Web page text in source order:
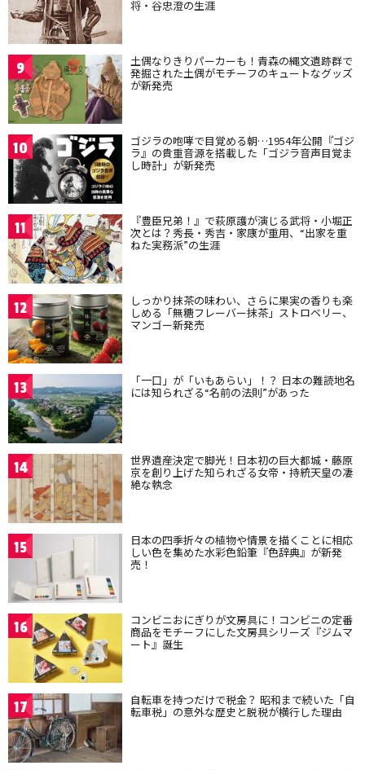
将・谷忠澄の生涯
9 土偶なりきりパーカーも！青森の縄文遺跡群で
発掘された土偶がモチーフのキュートなグッズ
が新発売
10 ゴジラの咆哮で目覚める朝…1954年公開『ゴジ
ラ』の貴重音源を搭載した「ゴジラ音声目覚ま
し時計」が新発売
11 『豊臣兄弟！』で萩原護が演じる武将・小堀正
次とは？秀長・秀吉・家康が重用、“出家を重
ねた実務派”の生涯
12 しっかり抹茶の味わい、さらに果実の香りも楽
しめる「無糖フレーバー抹茶」ストロベリー、
マンゴー新発売
13 「一口」が「いもあらい」！？ 日本の難読地名
には知られざる“名前の法則”があった
14 世界遺産決定で脚光！日本初の巨大都城・藤原
京を創り上げた知られざる女帝・持統天皇の凄
絶な執念
15 日本の四季折々の植物や情景を描くことに相応
しい色を集めた水彩色鉛筆『色辞典』が新発
売！
16 コンビニおにぎりが文房具に！コンビニの定番
商品をモチーフにした文房具シリーズ『ジムマ
ート』誕生
17 自転車を持つだけで税金？ 昭和まで続いた「自
転車税」の意外な歴史と脱税が横行した理由